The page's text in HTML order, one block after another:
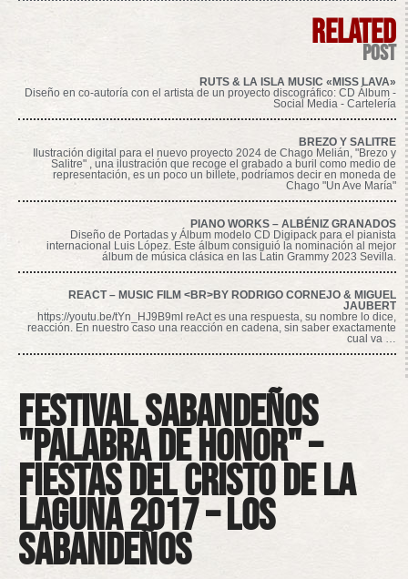
related
post
RUTS & LA ISLA MUSIC «MISS LAVA»
Diseño en co-autoría con el artista de un proyecto discográfico: CD Álbum -
Social Media - Cartelería
BREZO Y SALITRE
Ilustración digital para el nuevo proyecto 2024 de Chago Melián, "Brezo y
Salitre" , una ilustración que recoge el grabado a buril como medio de
representación, es un poco un billete, podríamos decir en moneda de
Chago "Un Ave María"
PIANO WORKS – ALBÉNIZ GRANADOS
Diseño de Portadas y Álbum modelo CD Digipack para el pianista
internacional Luis López. Este álbum consiguió la nominación al mejor
álbum de música clásica en las Latin Grammy 2023 Sevilla.
REACT – MUSIC FILM <BR>BY RODRIGO CORNEJO & MIGUEL
JAUBERT
https://youtu.be/tYn_HJ9B9mI reAct es una respuesta, su nombre lo dice,
reacción. En nuestro caso una reacción en cadena, sin saber exactamente
cual va …
Festival Sabandeños
"Palabra de Honor" –
Fiestas del Cristo de La
Laguna 2017 – Los
Sabandeños